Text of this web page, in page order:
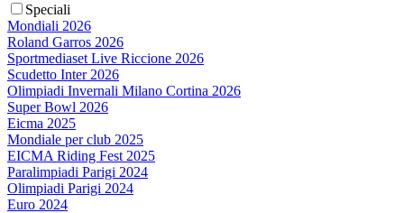
Speciali
Mondiali 2026
Roland Garros 2026
Sportmediaset Live Riccione 2026
Scudetto Inter 2026
Olimpiadi Invernali Milano Cortina 2026
Super Bowl 2026
Eicma 2025
Mondiale per club 2025
EICMA Riding Fest 2025
Paralimpiadi Parigi 2024
Olimpiadi Parigi 2024
Euro 2024